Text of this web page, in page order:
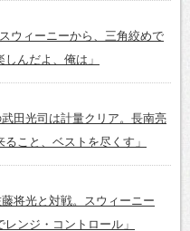
ウィーニーから、三角絞めで
んだよ、俺は」
武田光司は計量クリア。長南亮
こと、ベストを尽くす」
藤将光と対戦。スウィーニー
レンジ・コントロール」